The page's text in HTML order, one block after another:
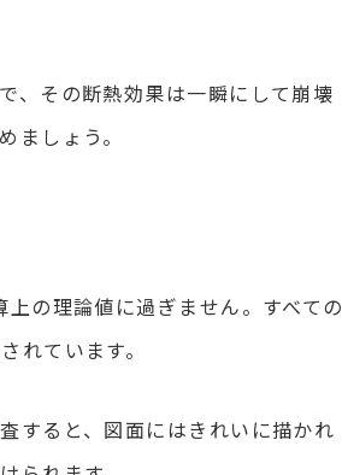
、その断熱効果は一瞬にして崩壊
しょう。
の理論値に過ぎません。すべての
れています。
すると、図面にはきれいに描かれ